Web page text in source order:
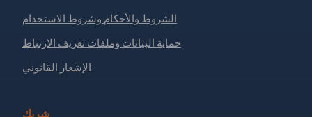
الشروط والأحكام وشروط الاستخدام
حماية البيانات وملفات تعريف الارتباط
الإشعار القانوني
شريك